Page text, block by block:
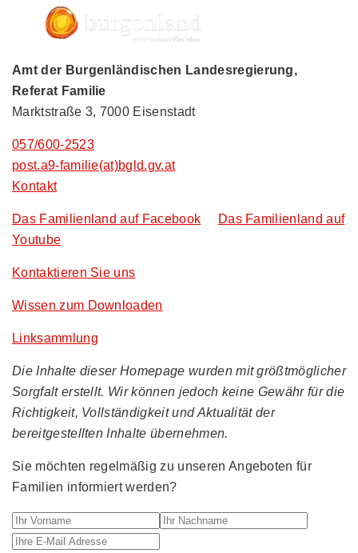
Amt der Burgenländischen Landesregierung,
Referat Familie
Marktstraße 3, 7000 Eisenstadt
057/600-2523
post.a9-familie(at)bgld.gv.at
Kontakt
Das Familienland auf Facebook
Das Familienland auf
Youtube
Kontaktieren Sie uns
Wissen zum Downloaden
Linksammlung
Die Inhalte dieser Homepage wurden mit größtmöglicher
Sorgfalt erstellt. Wir können jedoch keine Gewähr für die
Richtigkeit, Vollständigkeit und Aktualität der
bereitgestellten Inhalte übernehmen.
Sie möchten regelmäßig zu unseren Angeboten für
Familien informiert werden?
Ihr Vorname Ihr Nachname